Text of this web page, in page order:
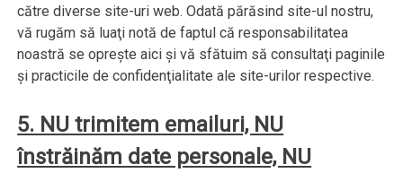
către diverse site-uri web. Odată părăsind site-ul nostru,
vă rugăm să luaţi notă de faptul că responsabilitatea
noastră se opreşte aici şi vă sfătuim să consultaţi paginile
şi practicile de confidenţialitate ale site-urilor respective.
5. NU trimitem emailuri, NU
înstrăinăm date personale, NU